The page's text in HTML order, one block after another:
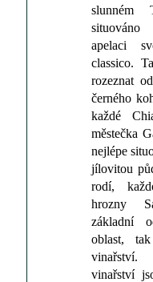
slunném
situováno
apelaci
classico.
rozeznat
černého
každé
městečka
nejlépe
jílovitou
rodí,
hrozny
základní
oblast,
vinařství.
vinařství